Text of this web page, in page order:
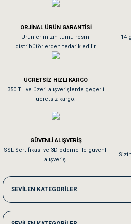
Köpeğim bayıldı hediyeler için teşekkürler
As**** Tu******
Tavşanım kafesinin kalitesine ve
Sa**** On******
Kedilerim beğeniyorlar. Memnunuz. Uygun
Me***** Ya******
Akşam verdiğim sipariş bir sonraki gün
ORJİNAL ÜRÜN GARANTİSİ
Ürünlerimizin tümü resmi
distribütörlerden tedarik edilir.
14
ÜCRETSİZ HIZLI KARGO
350 TL ve üzeri alışverişlerde geçerli
ücretsiz kargo.
GÜVENLİ ALIŞVERİŞ
SSL Sertifikası ve 3D ödeme ile güvenli
alışveriş.
SEVİLEN KATEGORİLER